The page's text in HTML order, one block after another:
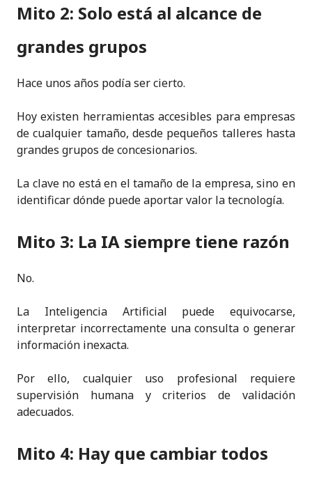
Mito 2: Solo está al alcance de
grandes grupos
Hace unos años podía ser cierto.
Hoy existen herramientas accesibles para empresas
de cualquier tamaño, desde pequeños talleres hasta
grandes grupos de concesionarios.
La clave no está en el tamaño de la empresa, sino en
identificar dónde puede aportar valor la tecnología.
Mito 3: La IA siempre tiene razón
No.
La Inteligencia Artificial puede equivocarse,
interpretar incorrectamente una consulta o generar
información inexacta.
Por ello, cualquier uso profesional requiere
supervisión humana y criterios de validación
adecuados.
Mito 4: Hay que cambiar todos